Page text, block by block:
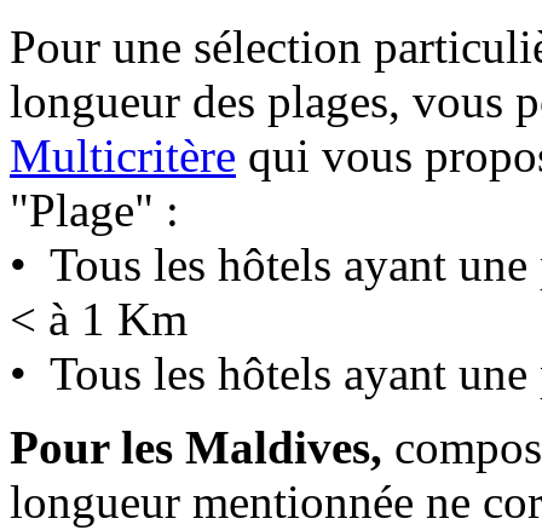
Pour une sélection
longueur des plages, vous
Multicritère qui vous
"Plage" :
• Tous les hôtels ayant
< à 1 Km
• Tous les hôtels ayant
Pour les Maldives,
longueur mentionnée ne